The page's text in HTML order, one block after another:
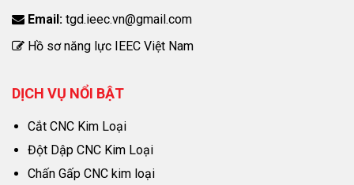
Email: tgd.ieec.vn@gmail.com
Hồ sơ năng lực IEEC Việt Nam
DỊCH VỤ NỔI BẬT
Cắt CNC Kim Loại
Đột Dập CNC Kim Loại
Chấn Gấp CNC kim loại